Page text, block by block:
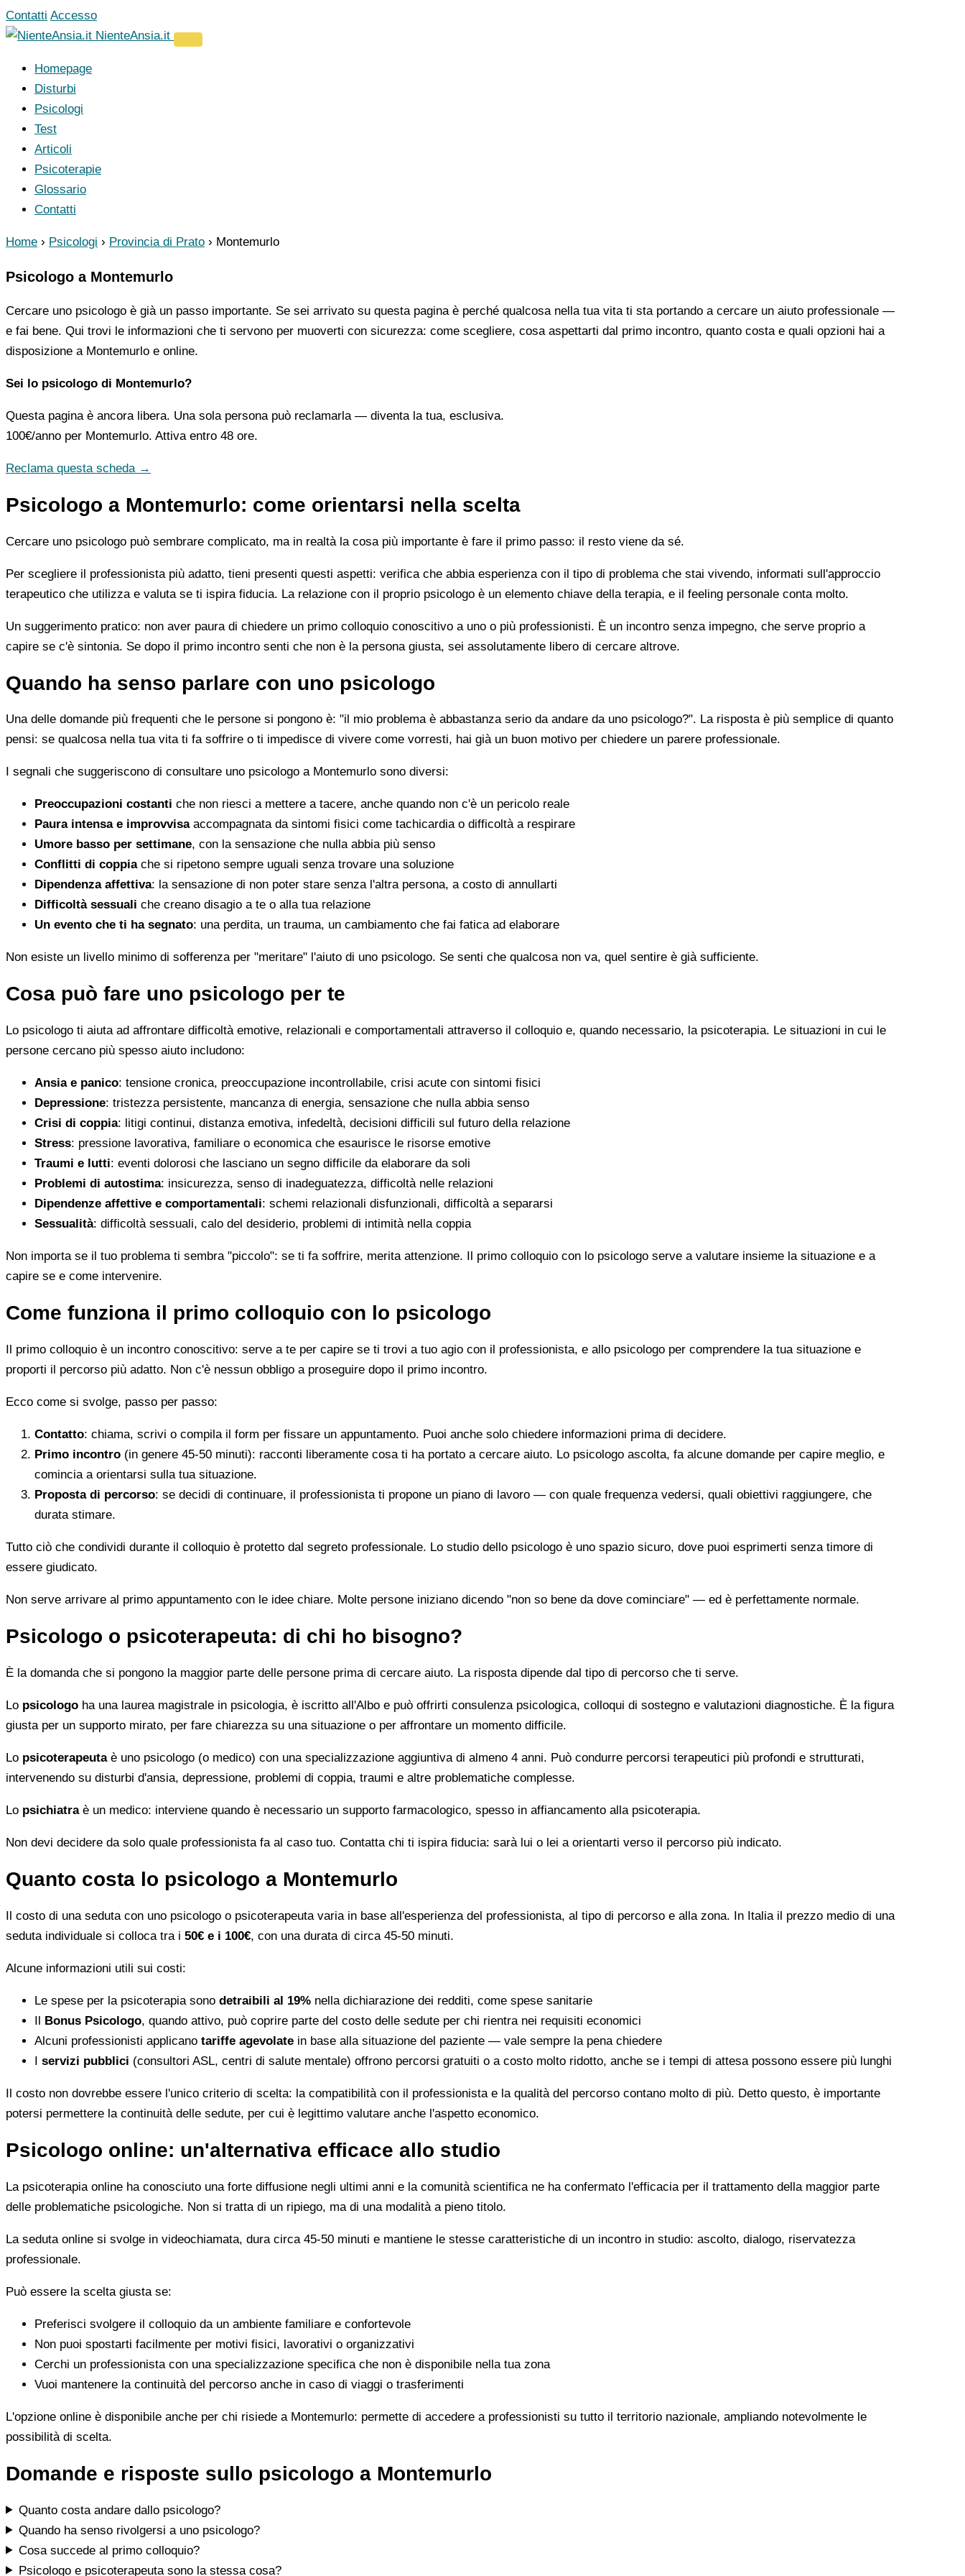
Vai
al
Contatti Accesso
NienteAnsia.it
Homepage
Disturbi
Psicologi
Test
Articoli
Psicoterapie
Glossario
Contatti
Home › Psicologi › Provincia di Prato › Montemurlo
Psicologo a Montemurlo
Cercare uno psicologo è già un passo importante. Se sei arrivato su questa pagina è perché qualcosa nella tua vita ti sta portando a cercare un aiuto professionale —
e fai bene. Qui trovi le informazioni che ti servono per muoverti con sicurezza: come scegliere, cosa aspettarti dal primo incontro, quanto costa e quali opzioni hai a
disposizione a Montemurlo e online.
Sei lo psicologo di Montemurlo?
Questa pagina è ancora libera. Una sola persona può reclamarla — diventa la tua, esclusiva.
100€/anno per Montemurlo. Attiva entro 48 ore.
Reclama questa scheda →
Psicologo a Montemurlo: come orientarsi nella scelta
Cercare uno psicologo può sembrare complicato, ma in realtà la cosa più importante è fare il primo passo: il resto viene da sé.
Per scegliere il professionista più adatto, tieni presenti questi aspetti: verifica che abbia esperienza con il tipo di problema che stai vivendo, informati sull'approccio
terapeutico che utilizza e valuta se ti ispira fiducia. La relazione con il proprio psicologo è un elemento chiave della terapia, e il feeling personale conta molto.
Un suggerimento pratico: non aver paura di chiedere un primo colloquio conoscitivo a uno o più professionisti. È un incontro senza impegno, che serve proprio a
capire se c'è sintonia. Se dopo il primo incontro senti che non è la persona giusta, sei assolutamente libero di cercare altrove.
Quando ha senso parlare con uno psicologo
Una delle domande più frequenti che le persone si pongono è: "il mio problema è abbastanza serio da andare da uno psicologo?". La risposta è più semplice di quanto
pensi: se qualcosa nella tua vita ti fa soffrire o ti impedisce di vivere come vorresti, hai già un buon motivo per chiedere un parere professionale.
I segnali che suggeriscono di consultare uno psicologo a Montemurlo sono diversi:
Preoccupazioni costanti che non riesci a mettere a tacere, anche quando non c'è un pericolo reale
Paura intensa e improvvisaaccompagnata da sintomi fisici come tachicardia o difficoltà a respirare
Umore basso per settimane, con la sensazione che nulla abbia più senso
Conflitti di coppiache si ripetono sempre uguali senza trovare una soluzione
Dipendenza affettiva: la sensazione di non poter stare senza l'altra persona, a costo di annullarti
Difficoltà sessuali che creano disagio a te o alla tua relazione
Un evento che ti ha segnato: una perdita, un trauma, un cambiamento che fai fatica ad elaborare
Non esiste un livello minimo di sofferenza per "meritare" l'aiuto di uno psicologo. Se senti che qualcosa non va, quel sentire è già sufficiente.
Cosa può fare uno psicologo per te
Lo psicologo ti aiuta ad affrontare difficoltà emotive, relazionali e comportamentali attraverso il colloquio e, quando necessario, la psicoterapia. Le situazioni in cui le
persone cercano più spesso aiuto includono:
Ansia e panico: tensione cronica, preoccupazione incontrollabile, crisi acute con sintomi fisici
Depressione: tristezza persistente, mancanza di energia, sensazione che nulla abbia senso
Crisi di coppia: litigi continui, distanza emotiva, infedeltà, decisioni difficili sul futuro della relazione
Stress: pressione lavorativa, familiare o economica che esaurisce le risorse emotive
Traumi e lutti: eventi dolorosi che lasciano un segno difficile da elaborare da soli
Problemi di autostima: insicurezza, senso di inadeguatezza, difficoltà nelle relazioni
Dipendenze affettive e comportamentali: schemi relazionali disfunzionali, difficoltà a separarsi
Sessualità: difficoltà sessuali, calo del desiderio, problemi di intimità nella coppia
Non importa se il tuo problema ti sembra "piccolo": se ti fa soffrire, merita attenzione. Il primo colloquio con lo psicologo serve a valutare insieme la situazione e a
capire se e come intervenire.
Come funziona il primo colloquio con lo psicologo
Il primo colloquio è un incontro conoscitivo: serve a te per capire se ti trovi a tuo agio con il professionista, e allo psicologo per comprendere la tua situazione e
proporti il percorso più adatto. Non c'è nessun obbligo a proseguire dopo il primo incontro.
Ecco come si svolge, passo per passo:
Contatto: chiama, scrivi o compila il form per fissare un appuntamento. Puoi anche solo chiedere informazioni prima di decidere.
Primo incontro (in genere 45-50 minuti): racconti liberamente cosa ti ha portato a cercare aiuto. Lo psicologo ascolta, fa alcune domande per capire meglio, e
comincia a orientarsi sulla tua situazione.
Proposta di percorso: se decidi di continuare, il professionista ti propone un piano di lavoro — con quale frequenza vedersi, quali obiettivi raggiungere, che
durata stimare.
Tutto ciò che condividi durante il colloquio è protetto dal segreto professionale. Lo studio dello psicologo è uno spazio sicuro, dove puoi esprimerti senza timore di
essere giudicato.
Non serve arrivare al primo appuntamento con le idee chiare. Molte persone iniziano dicendo "non so bene da dove cominciare" — ed è perfettamente normale.
Psicologo o psicoterapeuta: di chi ho bisogno?
È la domanda che si pongono la maggior parte delle persone prima di cercare aiuto. La risposta dipende dal tipo di percorso che ti serve.
Lo psicologo ha una laurea magistrale in psicologia, è iscritto all'Albo e può offrirti consulenza psicologica, colloqui di sostegno e valutazioni diagnostiche. È la figura
giusta per un supporto mirato, per fare chiarezza su una situazione o per affrontare un momento difficile.
Lo psicoterapeutaè uno psicologo (o medico) con una specializzazione aggiuntiva di almeno 4 anni. Può condurre percorsi terapeutici più profondi e strutturati,
intervenendo su disturbi d'ansia, depressione, problemi di coppia, traumi e altre problematiche complesse.
Lo psichiatraè un medico: interviene quando è necessario un supporto farmacologico, spesso in affiancamento alla psicoterapia.
Non devi decidere da solo quale professionista fa al caso tuo. Contatta chi ti ispira fiducia: sarà lui o lei a orientarti verso il percorso più indicato.
Quanto costa lo psicologo a Montemurlo
Il costo di una seduta con uno psicologo o psicoterapeuta varia in base all'esperienza del professionista, al tipo di percorso e alla zona. In Italia il prezzo medio di una
seduta individuale si colloca tra i 50€ e i 100€, con una durata di circa 45-50 minuti.
Alcune informazioni utili sui costi:
Le spese per la psicoterapia sono detraibili al 19% nella dichiarazione dei redditi, come spese sanitarie
Il Bonus Psicologo, quando attivo, può coprire parte del costo delle sedute per chi rientra nei requisiti economici
Alcuni professionisti applicano tariffe agevolate in base alla situazione del paziente — vale sempre la pena chiedere
I servizi pubblici (consultori ASL, centri di salute mentale) offrono percorsi gratuiti o a costo molto ridotto, anche se i tempi di attesa possono essere più lunghi
Il costo non dovrebbe essere l'unico criterio di scelta: la compatibilità con il professionista e la qualità del percorso contano molto di più. Detto questo, è importante
potersi permettere la continuità delle sedute, per cui è legittimo valutare anche l'aspetto economico.
Psicologo online: un'alternativa efficace allo studio
La psicoterapia online ha conosciuto una forte diffusione negli ultimi anni e la comunità scientifica ne ha confermato l'efficacia per il trattamento della maggior parte
delle problematiche psicologiche. Non si tratta di un ripiego, ma di una modalità a pieno titolo.
La seduta online si svolge in videochiamata, dura circa 45-50 minuti e mantiene le stesse caratteristiche di un incontro in studio: ascolto, dialogo, riservatezza
professionale.
Può essere la scelta giusta se:
Preferisci svolgere il colloquio da un ambiente familiare e confortevole
Non puoi spostarti facilmente per motivi fisici, lavorativi o organizzativi
Cerchi un professionista con una specializzazione specifica che non è disponibile nella tua zona
Vuoi mantenere la continuità del percorso anche in caso di viaggi o trasferimenti
L'opzione online è disponibile anche per chi risiede a Montemurlo: permette di accedere a professionisti su tutto il territorio nazionale, ampliando notevolmente le
possibilità di scelta.
Domande e risposte sullo psicologo a Montemurlo
Quanto costa andare dallo psicologo?
Quando ha senso rivolgersi a uno psicologo?
Cosa succede al primo colloquio?
Psicologo e psicoterapeuta sono la stessa cosa?